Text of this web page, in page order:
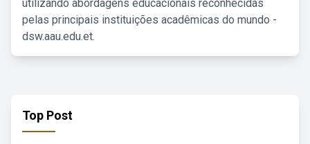
utilizando abordagens educacionais reconhecidas
pelas principais instituições acadêmicas do mundo -
dsw.aau.edu.et.
Top Post